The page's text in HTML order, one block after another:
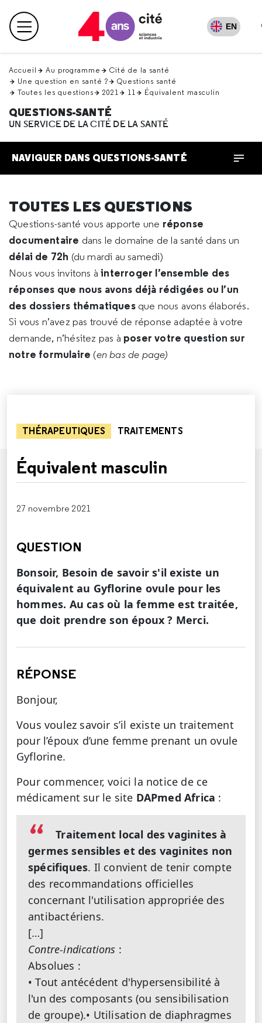
en
haut Menu principal EN
Accueil Au programme
Cité de la santé
Une question en santé ?
Questions santé
Toutes les questions
2021 11 Équivalent masculin
QUESTIONS-SANTÉ
UN SERVICE DE LA CITÉ DE LA SANTÉ
NAVIGUER DANS QUESTIONS-SANTÉ
TOUTES LES QUESTIONS
Questions-santé vous apporte une réponse
documentaire dans le domaine de la santé dans un
délai de 72h (du mardi au samedi)
Nous vous invitons àinterroger l’ensemble des
réponses que nous avons déjà rédigées ou l’un
des dossiers thématiques que nous avons élaborés.
Si vous n’avez pas trouvé de réponse adaptée à votre
demande, n’hésitez pas à poser votre question sur
notre formulaire (en bas de page)
THÉRAPEUTIQUES TRAITEMENTS
Équivalent masculin
27 novembre 2021
QUESTION
Bonsoir, Besoin de savoir s'il existe un
équivalent au Gyflorine ovule pour les
hommes. Au cas où la femme est traitée,
que doit prendre son époux ? Merci.
RÉPONSE
Bonjour,
Vous voulez savoir s’il existe un traitement
pour l’époux d’une femme prenant un ovule
Gyflorine.
Pour commencer, voici la notice de ce
médicament sur le site DAPmed Africa :
Traitement local des vaginites à
germes sensibles et des vaginites non
spécifiques. Il convient de tenir compte
des recommandations officielles
concernant l'utilisation appropriée des
antibactériens.
[…]
Contre-indications :
Absolues :
• Tout antécédent d'hypersensibilité à
l'un des composants (ou sensibilisation
de groupe).• Utilisation de diaphragmes